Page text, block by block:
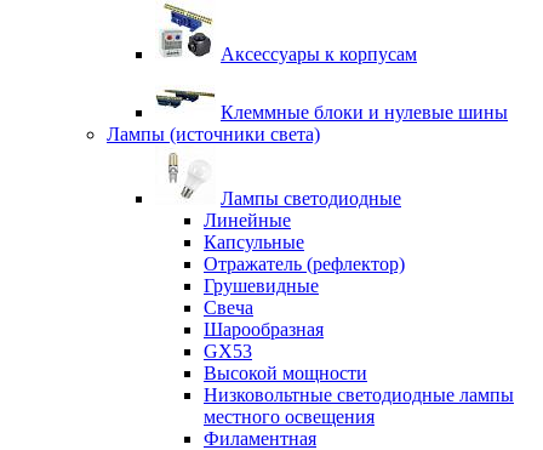
Аксессуары к корпусам
Клеммные блоки и нулевые шины
Лампы (источники света)
Лампы светодиодные
Линейные
Капсульные
Отражатель (рефлектор)
Грушевидные
Свеча
Шарообразная
GX53
Высокой мощности
Низковольтные светодиодные лампы
местного освещения
Филаментная